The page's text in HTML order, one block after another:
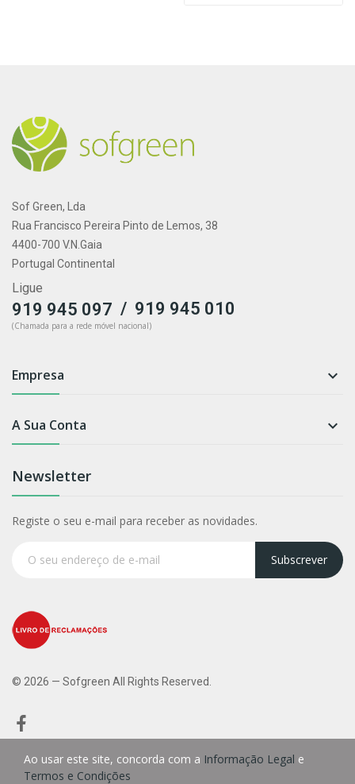
Sof Green, Lda
Rua Francisco Pereira Pinto de Lemos, 38
4400-700 V.N.Gaia
Portugal Continental
Ligue
919 945 097 / 919 945 010
(Chamada para a rede móvel nacional)
Empresa 
A Sua Conta 
Newsletter
Registe o seu e-mail para receber as novidades.
Subscrever
© 2026 — Sofgreen All Rights Reserved.
Ao usar este site, concorda com a Informação Legal e
Termos e Condições